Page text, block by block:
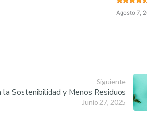
Agosto 7,
Siguiente
Junio 27, 2025
la Sostenibilidad y Menos Residuos